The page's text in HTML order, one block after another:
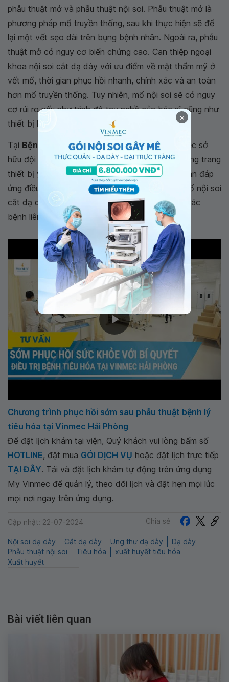
phẫu thuật mở và phẫu thuật nội soi. Phẫu thuật mở là
phương pháp mổ truyền thống, sau khi thực hiện sẽ để
lại một vết sẹo dài trên bụng bệnh nhân. Ngoài ra, phẫu
thuật mở có nguy cơ biến chứng cao. Can thiệp ngoại
khoa nội soi cắt dạ dày với ưu điểm về mặt thẩm mỹ ở
vết mổ, thời gian phục hồi nhanh, chính xác và an toàn
hơn mổ truyền thống. Tuy nhiên, mổ nội soi sẽ có nguy
cơ rủi ro nếu như trình độ tay nghề của bác sĩ cũng như
thiết bị hỗ trợ không đạt chất lượng cao.
Tại Bệnh viện Đa khoa Quốc tế Vinmec
với việc sở
hữu đội ngũ bác sĩ giàu kinh nghiệm cùng hệ thống trang
thiết bị y tế hiện đại, đảm bảo vô trùng hoàn toàn đáp
ứng điều kiện tiêu chuẩn khắt khe để áp dụng mổ nội soi
cắt dạ dày kết hợp nạo vét hạch trong điều trị các
bệnh liên quan đến dạ dày tá tràng.
Chương trình phục hồi sớm sau phẫu thuật bệnh lý
tiêu hóa tại Vinmec Hải Phòng
Để đặt lịch khám tại viện, Quý khách vui lòng bấm số
HOTLINE, đặt mua GÓI DỊCH VỤ hoặc đặt lịch trực tiếp
TẠI ĐÂY. Tải và đặt lịch khám tự động trên ứng dụng
My Vinmec để quản lý, theo dõi lịch và đặt hẹn mọi lúc
mọi nơi ngay trên ứng dụng.
Cập nhật: 22-07-2024 Chia sẻ
Nội soi dạ dày Cắt dạ dày Ung thư dạ dày
Dạ dày
Phẫu thuật nội soi
Tiêu hóa
xuất huyết tiêu hóa
Xuất huyết
Bài viết liên quan
×